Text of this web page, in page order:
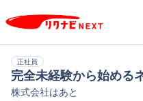
正社員
完全未経験から始める​​
株式会社はあと